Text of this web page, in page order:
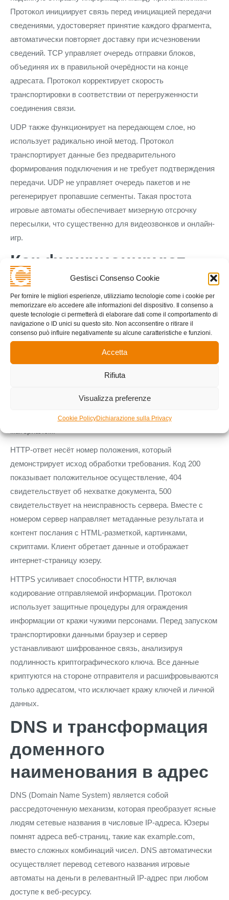
Gestisci Consenso Cookie
Per fornire le migliori esperienze, utilizziamo tecnologie come i cookie per
memorizzare e/o accedere alle informazioni del dispositivo. Il consenso a
queste tecnologie ci permetterà di elaborare dati come il comportamento di
navigazione o ID unici su questo sito. Non acconsentire o ritirare il
consenso può influire negativamente su alcune caratteristiche e funzioni.
Accetta
Rifiuta
Visualizza preferenze
Cookie PolicyDichiarazione sulla Privacy
Протокол инициирует связь перед инициацией передачи
сведениями, удостоверяет принятие каждого фрагмента,
автоматически повторяет доставку при исчезновении
сведений. TCP управляет очередь отправки блоков,
объединяя их в правильной очерёдности на конце
адресата. Протокол корректирует скорость
транспортировки в соответствии от перегруженности
соединения связи.
UDP также функционирует на передающем слое, но
использует радикально иной метод. Протокол
транспортирует данные без предварительного
формирования подключения и не требует подтверждения
передачи. UDP не управляет очередь пакетов и не
регенерирует пропавшие сегменты. Такая простота
игровые автоматы обеспечивает мизерную отсрочку
пересылки, что существенно для видеозвонков и онлайн-
игр.
Как функционируют
HTTP и HTTPS
HTTP является собой протокол прикладного уровня,
который управляет обмен между веб-браузером и
сервером. Когда оператор набирает путь веб-страницы,
браузер генерирует HTTP-запрос и передаёт его на
сервер. Команда содержит способ обращения,
направление к источнику, издание протокола, добавочные
интерпретирует полученный требование игровые
автоматы на деньги и создаёт результат с требуемым
HTTP-ответ несёт номер положения, который
демонстрирует исход обработки требования. Код 200
показывает положительное осуществление, 404
свидетельствует об нехватке документа, 500
свидетельствует на неисправность сервера. Вместе с
номером сервер направляет метаданные результата и
контент послания с HTML-разметкой, картинками,
скриптами. Клиент обретает данные и отображает
интернет-страницу юзеру.
HTTPS усиливает способности HTTP, включая
кодирование отправляемой информации. Протокол
использует защитные процедуры для ограждения
информации от кражи чужими персонами. Перед запуском
транспортировки данными браузер и сервер
устанавливают шифрованное связь, анализируя
подлинность криптографического ключа. Все данные
криптуются на стороне отправителя и расшифровываются
только адресатом, что исключает кражу ключей и личной
данных.
DNS и трансформация
доменного
наименования в адрес
DNS (Domain Name System) является собой
рассредоточенную механизм, которая преобразует ясные
людям сетевые названия в числовые IP-адреса. Юзеры
помнят адреса веб-страниц, такие как example.com,
вместо сложных комбинаций чисел. DNS автоматически
осуществляет перевод сетевого названия игровые
автоматы на деньги в релевантный IP-адрес при любом
доступе к веб-ресурсу.